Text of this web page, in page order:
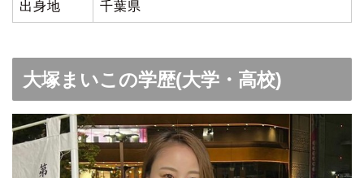
出身地 千葉県
大塚まいこの学歴(大学・高校)